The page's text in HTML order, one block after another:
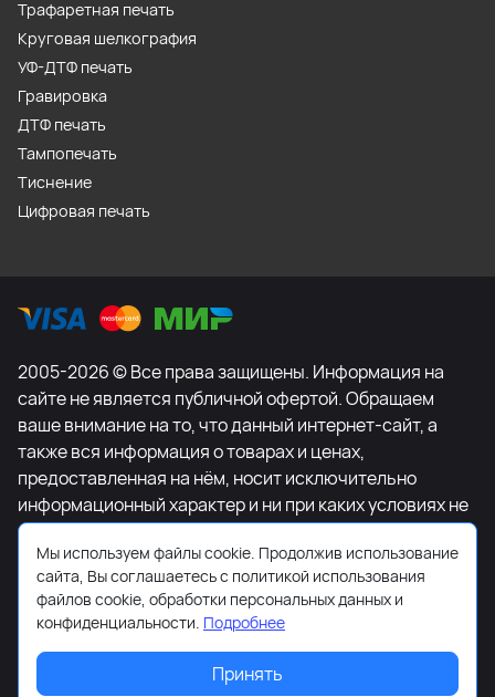
Трафаретная печать
Круговая шелкография
УФ-ДТФ печать
Гравировка
ДТФ печать
Тампопечать
Тиснение
Цифровая печать
2005-2026 © Все права защищены. Информация на
сайте не является публичной офертой. Обращаем
ваше внимание на то, что данный интернет-сайт, а
также вся информация о товарах и ценах,
предоставленная на нём, носит исключительно
информационный характер и ни при каких условиях не
является публичной офертой, определяемой
положениями Статьи 437 Гражданского кодекса
Российской Федерации. Для получения подробной
информации о наличии и стоимости указанных
товаров и (или) услуг, пожалуйста, обращайтесь к
менеджеру сайта с помощью специальной формы
связи или по телефону +7-495-627-77-11.
Мы используем файлы cookie. Продолжив использование
сайта, Вы соглашаетесь с политикой использования
файлов cookie, обработки персональных данных и
конфиденциальности. Подробнее
Принять